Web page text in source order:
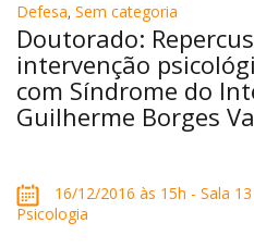
Defesa, Sem categoria
Doutorado:
intervenção
com Síndrome do
Guilherme Borges
16/12/2016 às 15h - Sala
Psicologia